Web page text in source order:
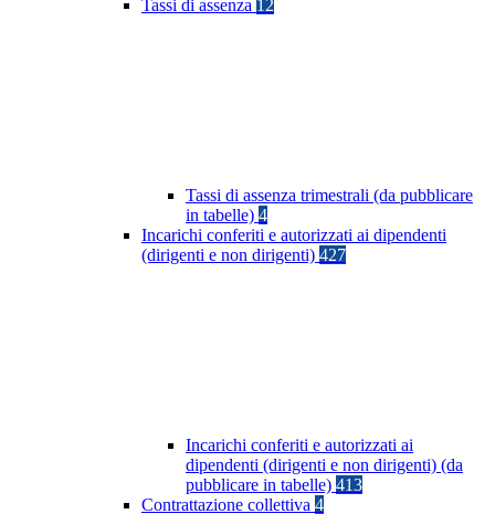
Tassi di assenza 12
Tassi di assenza trimestrali (da pubblicare
in tabelle) 4
Incarichi conferiti e autorizzati ai dipendenti
(dirigenti e non dirigenti) 427
Incarichi conferiti e autorizzati ai
dipendenti (dirigenti e non dirigenti) (da
pubblicare in tabelle) 413
Contrattazione collettiva 4